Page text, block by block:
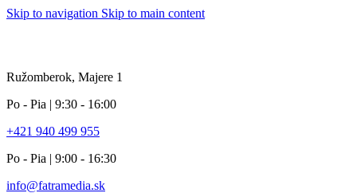
Skip to navigation Skip to main content
Ružomberok, Majere 1
Po - Pia | 9:30 - 16:00
+421 940 499 955
Po - Pia | 9:00 - 16:30
info@fatramedia.sk